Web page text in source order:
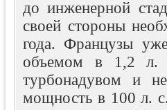
до инженерной
своей стороны
года. Французы
объемом в 1,2 л.
турбонадувом и
мощность в 100 л. с.